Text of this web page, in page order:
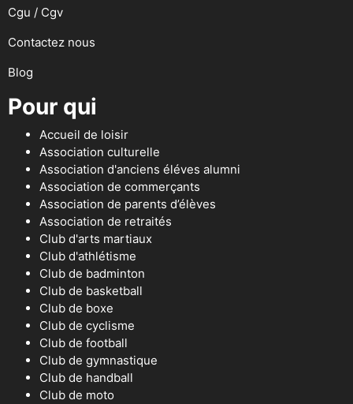
Cgu / Cgv
Contactez nous
Blog
Pour qui
Accueil de loisir
Association culturelle
Association d'anciens éléves alumni
Association de commerçants
Association de parents d’élèves
Association de retraités
Club d'arts martiaux
Club d'athlétisme
Club de badminton
Club de basketball
Club de boxe
Club de cyclisme
Club de football
Club de gymnastique
Club de handball
Club de moto